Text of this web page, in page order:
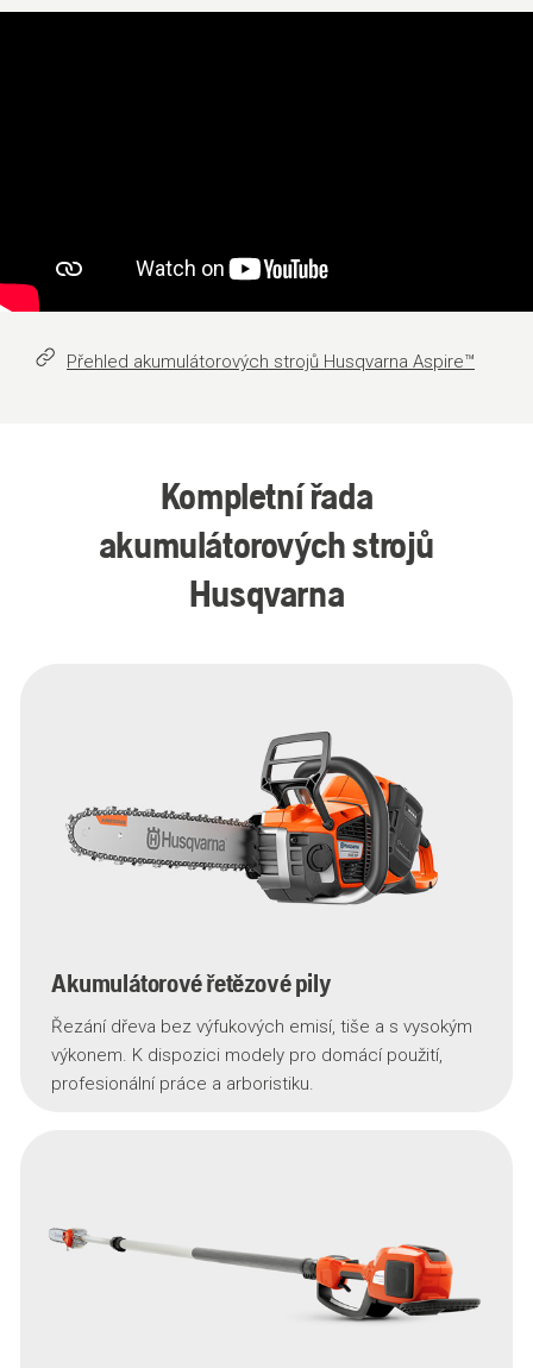
Přehled akumulátorových strojů Husqvarna Aspire™
Kompletní řada
akumulátorových strojů
Husqvarna
Akumulátorové řetězové pily
Řezání dřeva bez výfukových emisí, tiše a s vysokým
výkonem. K dispozici modely pro domácí použití,
profesionální práce a arboristiku.